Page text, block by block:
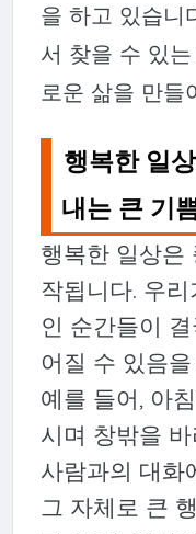
을 하고 있습니
서 찾을 수 있
로운 삶을 만들
행복한 일
내는 큰 기
행복한 일상은
작됩니다. 우
인 순간들이
어질 수 있음
예를 들어, 아
시며 창밖을
사람과의 대화
그 자체로 큰